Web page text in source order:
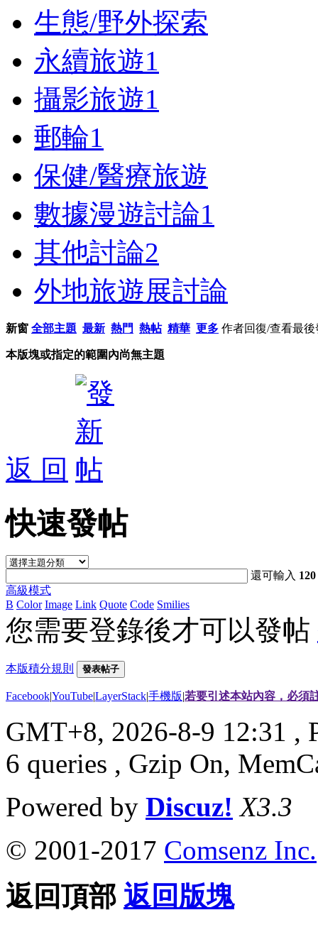
生態/野外探索
永續旅遊1
攝影旅遊1
郵輪1
保健/醫療旅遊
數據漫遊討論1
其他討論2
外地旅遊展討論
新窗 全部主題 最新 熱門 熱帖 精華 更多 作者回復/查看最後
本版塊或指定的範圍內尚無主題
返 回
快速發帖
還可輸入 120
高級模式
B Color Image Link Quote Code Smilies
您需要登錄後才可以發帖
本版積分規則 發表帖子
Facebook|YouTube|LayerStack|手機版|若要引述本站內容，必須
GMT+8, 2026-8-9 12:31 ,
6 queries , Gzip On,
Powered by Discuz! X3.3
© 2001-2017 Comsenz Inc.
返回頂部 返回版塊